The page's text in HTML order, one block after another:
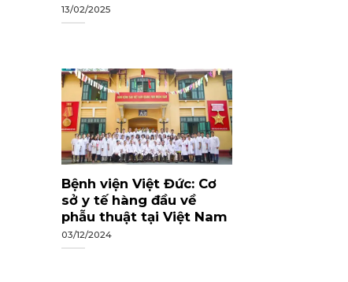
13/02/2025
Bệnh viện Việt Đức: Cơ
sở y tế hàng đầu về
phẫu thuật tại Việt Nam
03/12/2024